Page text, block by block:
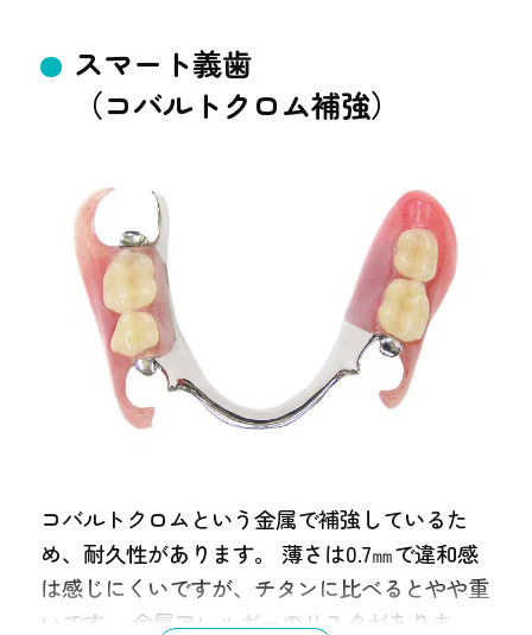
通院期間 １ヶ月半
スマート義歯
（コバルトクロム補強）
コバルトクロムという金属で補強しているた
め、耐久性があります。 薄さは0.7㎜で違和感
は感じにくいですが、チタンに比べるとやや重
いです。 金属アレルギーのリスクがありま